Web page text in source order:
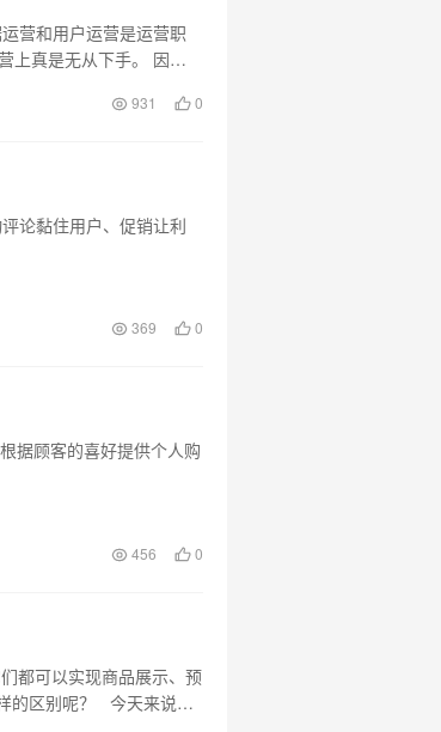
营和用户运营是运营职
上真是无从下手。 因为
931 0
论黏住用户、促销让利
369 0
顾客的喜好提供个人购
456 0
都可以实现商品展示、预
的区别呢？ 今天来说…